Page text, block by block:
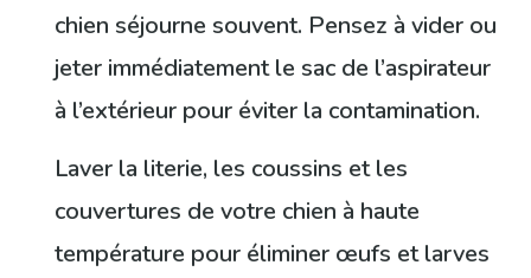
chien séjourne souvent. Pensez à vider ou
jeter immédiatement le sac de l’aspirateur
à l’extérieur pour éviter la contamination.
Laver la literie, les coussins et les
couvertures de votre chien à haute
température pour éliminer œufs et larves